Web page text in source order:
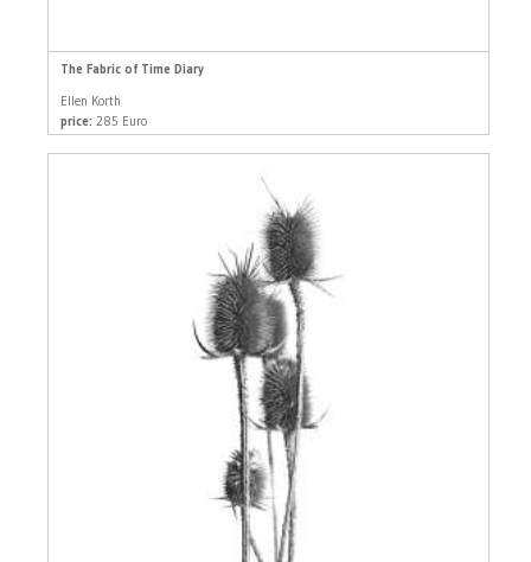
The Fabric of Time Diary
Ellen Korth
price: 285 Euro